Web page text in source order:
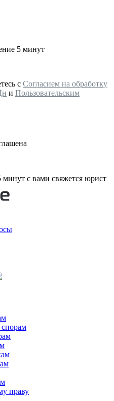
5 минут
с Согласием на обработку
и Пользовательским
минут с вами свяжется юрист
праву